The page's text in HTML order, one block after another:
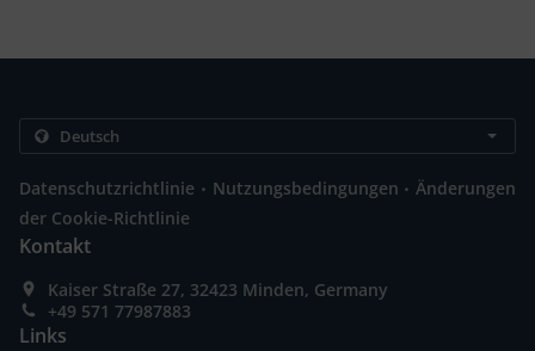
Datenschutzrichtlinie . Nutzungsbedingungen . Änderungen
der Cookie-Richtlinie
Kontakt
Kaiser Straße 27, 32423 Minden, Germany
+49 571 77987883
Links